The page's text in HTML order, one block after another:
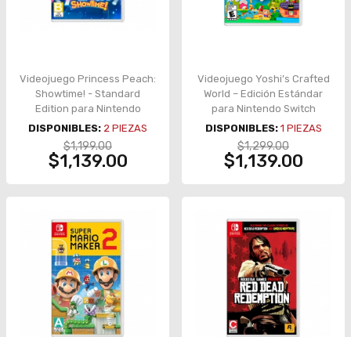
Videojuego Princess Peach:
Showtime! - Standard
Edition para Nintendo
Switch
DISPONIBLES: 2 PIEZAS
$1,199.00
$1,139.00
Videojuego Yoshi’s Crafted
World – Edición Estándar
para Nintendo Switch
DISPONIBLES: 1 PIEZAS
$1,299.00
$1,139.00